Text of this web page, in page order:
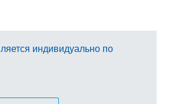
индивидуально по